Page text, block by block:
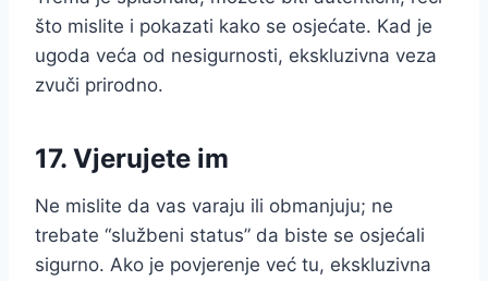
što mislite i pokazati kako se osjećate. Kad je
ugoda veća od nesigurnosti, ekskluzivna veza
zvuči prirodno.
17. Vjerujete im
Ne mislite da vas varaju ili obmanjuju; ne
trebate “službeni status” da biste se osjećali
sigurno. Ako je povjerenje već tu, ekskluzivna